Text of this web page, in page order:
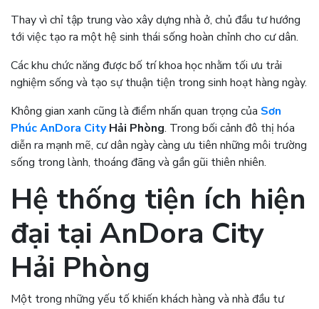
Thay vì chỉ tập trung vào xây dựng nhà ở, chủ đầu tư hướng
tới việc tạo ra một hệ sinh thái sống hoàn chỉnh cho cư dân.
Các khu chức năng được bố trí khoa học nhằm tối ưu trải
nghiệm sống và tạo sự thuận tiện trong sinh hoạt hàng ngày.
Không gian xanh cũng là điểm nhấn quan trọng của Sơn
Phúc AnDora CityHải Phòng. Trong bối cảnh đô thị hóa
diễn ra mạnh mẽ, cư dân ngày càng ưu tiên những môi trường
sống trong lành, thoáng đãng và gần gũi thiên nhiên.
Hệ thống tiện ích hiện
đại tại AnDora City
Hải Phòng
Một trong những yếu tố khiến khách hàng và nhà đầu tư